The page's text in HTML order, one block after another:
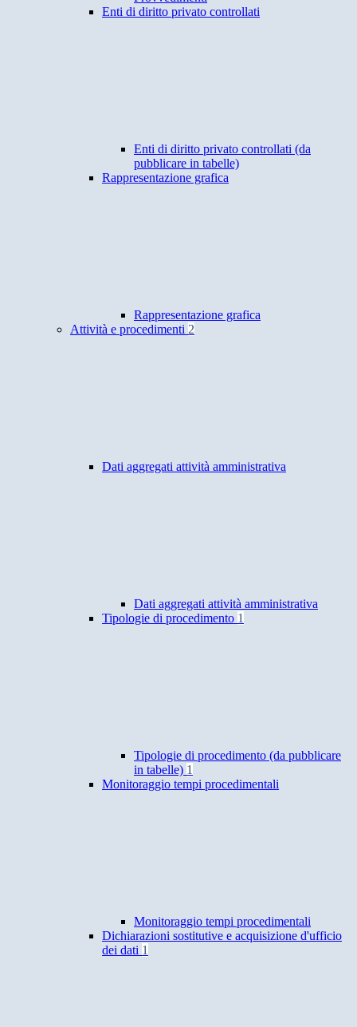
Enti di diritto privato controllati
Enti di diritto privato controllati (da
pubblicare in tabelle)
Rappresentazione grafica
Rappresentazione grafica
Attività e procedimenti 2
Dati aggregati attività amministrativa
Dati aggregati attività amministrativa
Tipologie di procedimento 1
Tipologie di procedimento (da pubblicare
in tabelle) 1
Monitoraggio tempi procedimentali
Monitoraggio tempi procedimentali
Dichiarazioni sostitutive e acquisizione d'ufficio
dei dati 1